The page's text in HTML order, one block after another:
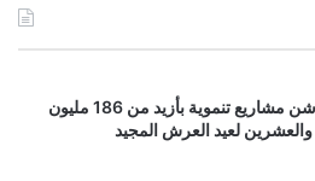
عامل إقليم صفرو يطلق ويدشن مشاريع تنموية بأزيد من 186 مليون
لعيد العرش المجيد